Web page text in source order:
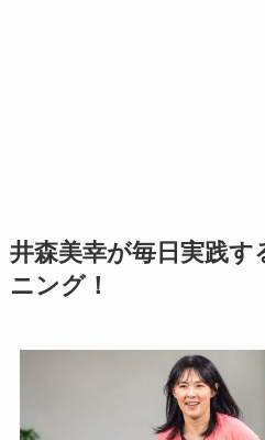
井森美幸が毎日実践す
ニング！